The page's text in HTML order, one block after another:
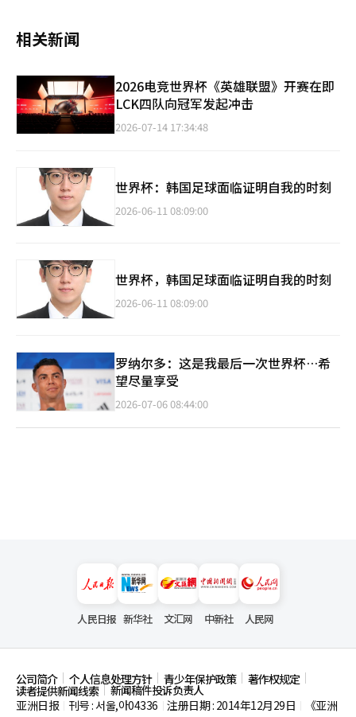
相关新闻
2026电竞世界杯《英雄联盟》开赛在即
LCK四队向冠军发起冲击
2026-07-14 17:34:48
世界杯：韩国足球面临证明自我的时刻
2026-06-11 08:09:00
世界杯，韩国足球面临证明自我的时刻
2026-06-11 08:09:00
罗纳尔多：这是我最后一次世界杯…希
望尽量享受
2026-07-06 08:44:00
人民日报 新华社 文汇网 中新社 人民网
公司简介 个人信息处理方针 青少年保护政策 著作权规定
读者提供新闻线索
新闻稿件投诉负责人
亚洲日报
刊号 : 서울,아04336 注册日期 : 2014年12月29日
《亚洲